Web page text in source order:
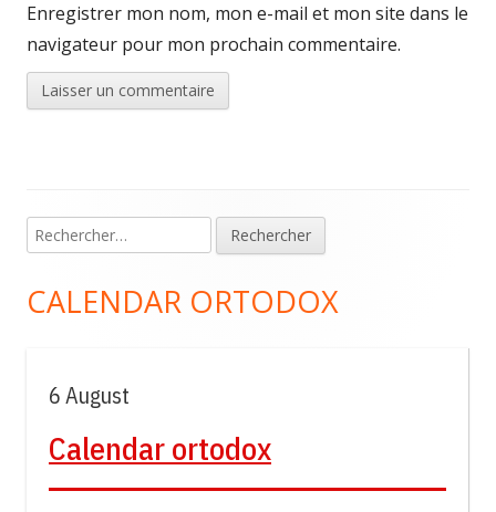
Enregistrer mon nom, mon e-mail et mon site dans le
navigateur pour mon prochain commentaire.
Colonne
principale
Rechercher :
CALENDAR ORTODOX
6 August
Calendar ortodox